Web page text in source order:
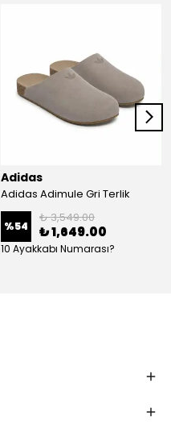
Adidas
Adidas Adimule Gri Terlik
%54
₺ 3,549.00
₺ 1,649.00
10 Ayakkabı Numarası?